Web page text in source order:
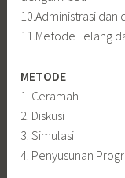
10.Administrasi dan
11.Metode Lelang
METODE
1. Ceramah
2. Diskusi
3. Simulasi
4. Penyusunan